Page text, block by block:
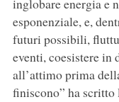
inglobare energia e
esponenziale, e,
futuri possibili,
eventi, coesistere in
all’attimo prima
finiscono” ha scritto